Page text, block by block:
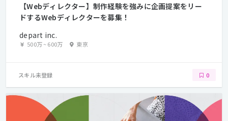
【Webディレクター】制作経験を強みに企画提案をリー
ドするWebディレクターを募集！
depart inc.
500万~600万 東京
スキル未登録 0